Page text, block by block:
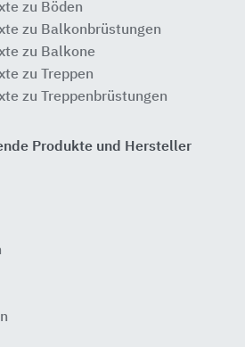
zu Böden
zu Balkonbrüstungen
zu Balkone
zu Treppen
zu Treppenbrüstungen
Produkte und Hersteller